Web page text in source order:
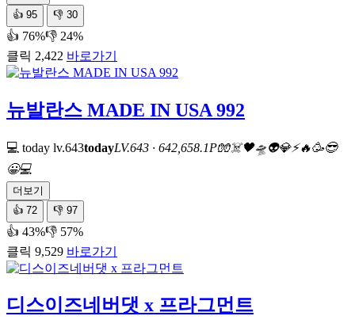
👍 95 👎 30
👍 76%👎 24%
클릭 2,422 바로가기
뉴발란스 MADE IN USA 992
💻 today lv.643todayLV.643 · 642,658.1P🧤☠️🖤🛸👽💎⚡🔥🥳😎
😀💻
더보기
👍 72 👎 97
👍 43%👎 57%
클릭 9,529 바로가기
디스이즈네버댓 x 프라그먼트